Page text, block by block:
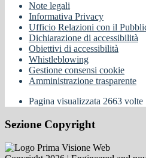
Note legali
Informativa Privacy
Ufficio Relazioni con il
Dichiarazione di accessibilità
Obiettivi di accessibilità
Whistleblowing
Gestione consensi cookie
Amministrazione trasparente
Pagina visualizzata 2663 volte
Sezione Copyright